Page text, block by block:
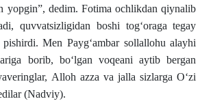
yopgin”, dedim. Fotima ochlikdan qiynalib
quvvatsizligidan boshi tog‘oraga tegay
Men Payg‘ambar sollallohu alayhi
borib, bo‘lgan voqeani aytib bergan
Alloh azza va jalla sizlarga O‘zi
(Nadviy).